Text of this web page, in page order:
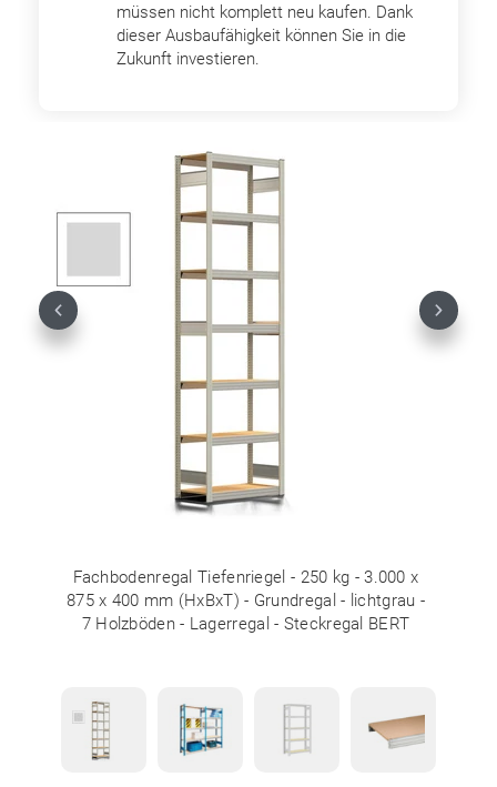
müssen nicht komplett neu kaufen. Dank
dieser Ausbaufähigkeit können Sie in die
Zukunft investieren.
Fachbodenregal Tiefenriegel - 250 kg - 3.000 x
875 x 400 mm (HxBxT) - Grundregal - lichtgrau -
7 Holzböden - Lagerregal - Steckregal BERT
Previous Next